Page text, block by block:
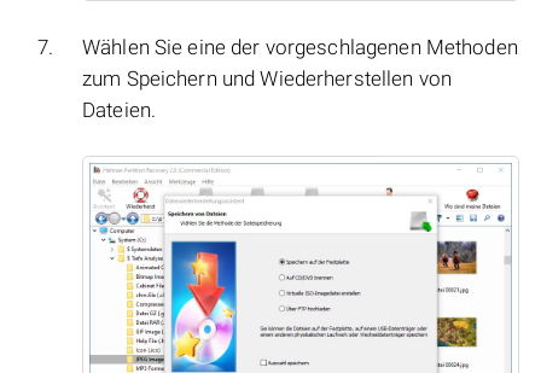
Wählen Sie eine der vorgeschlagenen Methoden
zum Speichern und Wiederherstellen von
Dateien.